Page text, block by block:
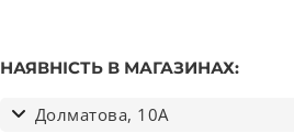
НАЯВНІСТЬ В МАГАЗИНАХ:
Долматова, 10А